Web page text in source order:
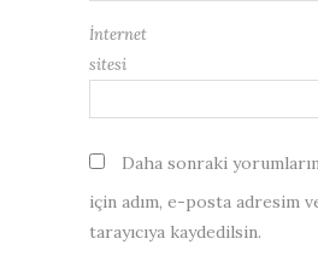
İnternet
sitesi
Daha sonraki
için adım, e-posta adresim
tarayıcıya kaydedilsin.